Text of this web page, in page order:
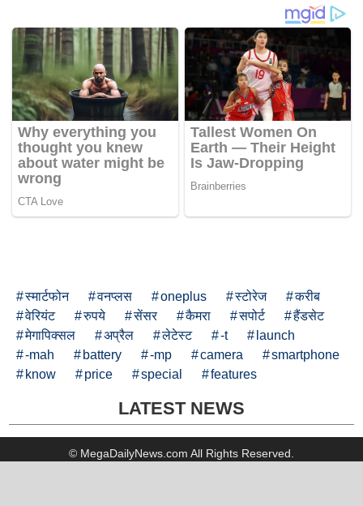
स्मार्टफोन वनप्लस oneplus स्टोरेज
करीब
वेरियंट
रुपये सेंसर कैमरा सपोर्ट
हैंडसेट
मेगापिक्सल
अप्रैल लेटेस्ट -t
launch
-mah
battery -mp camera
smartphone
know
price special features
LATEST NEWS
© MegaDailyNews.com All Rights Reserved.